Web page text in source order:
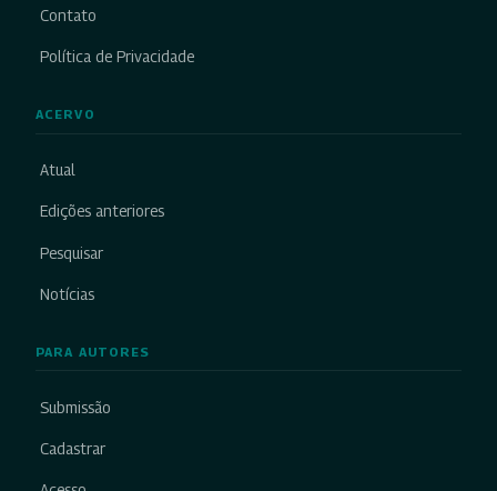
Contato
Política de Privacidade
ACERVO
Atual
Edições anteriores
Pesquisar
Notícias
PARA AUTORES
Submissão
Cadastrar